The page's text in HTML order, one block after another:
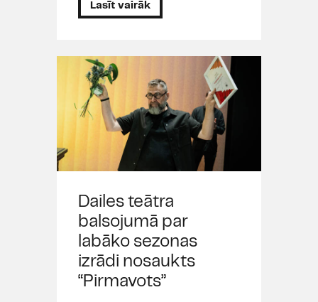
Lasīt vairāk
Dailes teātra
balsojumā par
labāko sezonas
izrādi nosaukts
“Pirmavots”